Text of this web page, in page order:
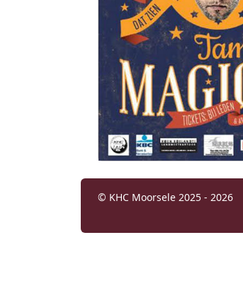
© KHC Moorsele 2025 - 2026